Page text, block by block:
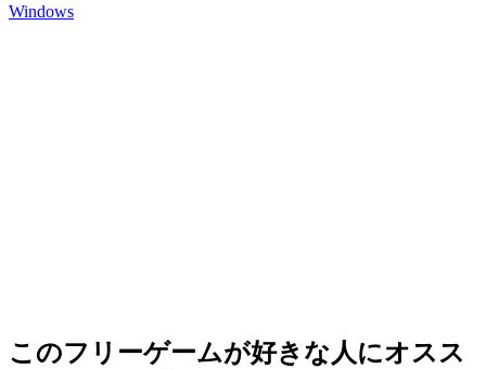
Windows
このフリーゲームが好きな人にオスス